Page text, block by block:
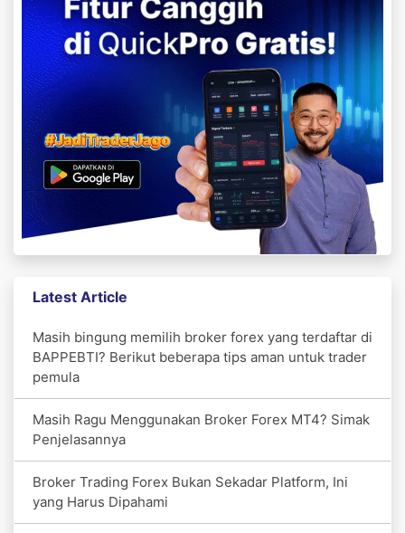
Latest Article
Masih bingung memilih broker forex yang terdaftar di
BAPPEBTI? Berikut beberapa tips aman untuk trader
pemula
Masih Ragu Menggunakan Broker Forex MT4? Simak
Penjelasannya
Broker Trading Forex Bukan Sekadar Platform, Ini
yang Harus Dipahami